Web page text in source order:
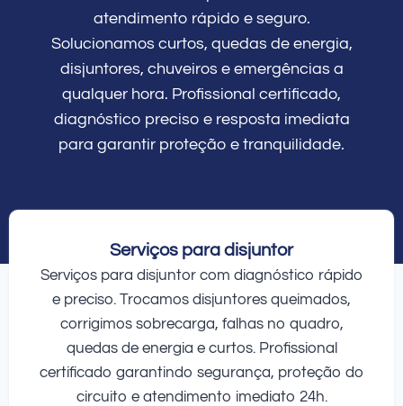
atendimento rápido e seguro.
Solucionamos curtos, quedas de energia,
disjuntores, chuveiros e emergências a
qualquer hora. Profissional certificado,
diagnóstico preciso e resposta imediata
para garantir proteção e tranquilidade.
Serviços para disjuntor
Serviços para disjuntor com diagnóstico rápido
e preciso. Trocamos disjuntores queimados,
corrigimos sobrecarga, falhas no quadro,
quedas de energia e curtos. Profissional
certificado garantindo segurança, proteção do
circuito e atendimento imediato 24h.